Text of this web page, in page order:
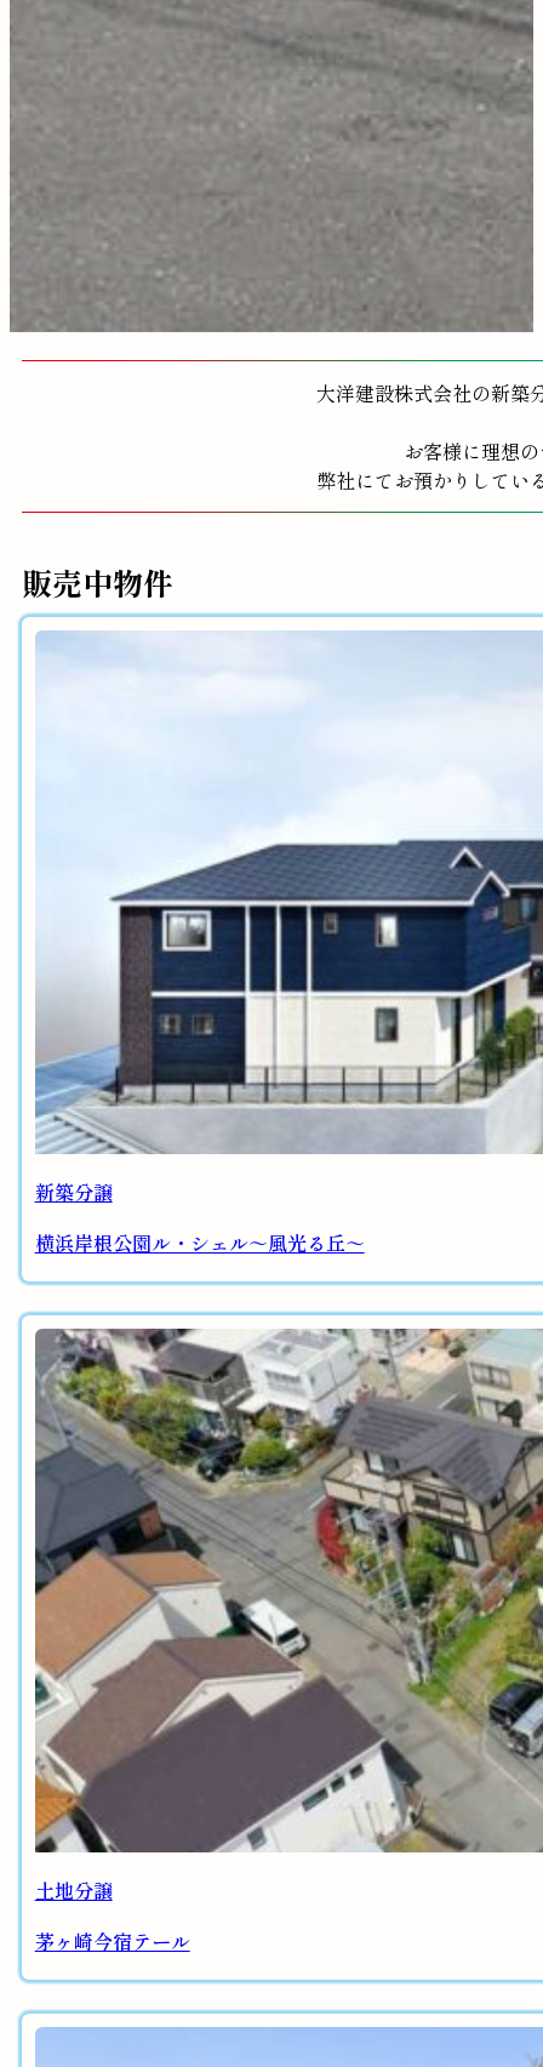
大洋建設株式会社の新築
お客様に理想
弊社にてお預かりしてい
販売中物件
新築分譲
横浜岸根公園ル・シェル～風光る丘～
土地分譲
茅ヶ崎今宿テール